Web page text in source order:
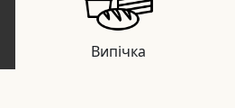
Випічка